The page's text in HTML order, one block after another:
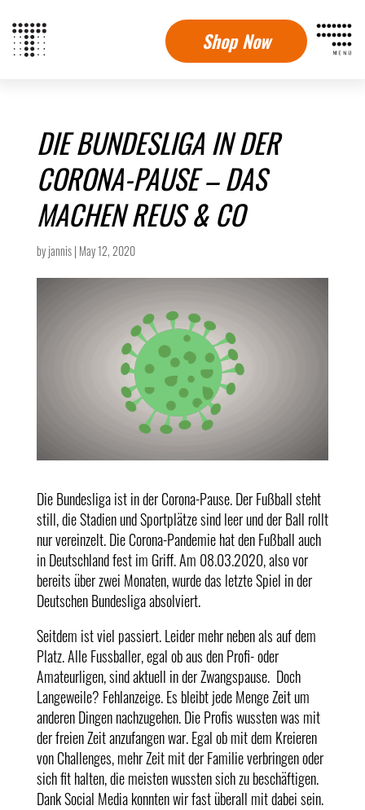
Shop Now
DIE BUNDESLIGA IN DER
CORONA-PAUSE – DAS
MACHEN REUS & CO
byjannis| May 12, 2020
Die Bundesliga ist in der Corona-Pause. Der Fußball steht
still, die Stadien und Sportplätze sind leer und der Ball rollt
nur vereinzelt. Die Corona-Pandemie hat den Fußball auch
in Deutschland fest im Griff. Am 08.03.2020, also vor
bereits über zwei Monaten, wurde das letzte Spiel in der
Deutschen Bundesliga absolviert.
Seitdem ist viel passiert. Leider mehr neben als auf dem
Platz. Alle Fussballer, egal ob aus den Profi- oder
Amateurligen, sind aktuell in der Zwangspause. Doch
Langeweile? Fehlanzeige. Es bleibt jede Menge Zeit um
anderen Dingen nachzugehen. Die Profis wussten was mit
der freien Zeit anzufangen war. Egal ob mit dem Kreieren
von Challenges, mehr Zeit mit der Familie verbringen oder
sich fit halten, die meisten wussten sich zu beschäftigen.
Dank Social Media konnten wir fast überall mit dabei sein.